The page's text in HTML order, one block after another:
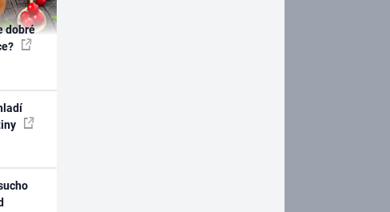
dobré